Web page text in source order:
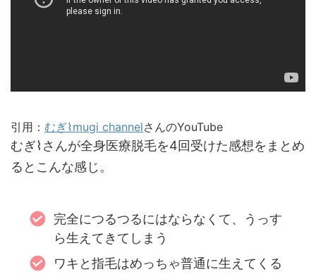
引用： むぎ⌇mugi channelさんのYouTube
むぎ⌇さんが全身医療脱毛を4回受けた感想をまとめ
るとこんな感じ。
完全につるつるにはならなくて、うっす
ら生えてきてしまう
ワキと指毛はめっちゃ普通に生えてくる